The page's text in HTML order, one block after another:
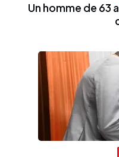
Un homme de 63